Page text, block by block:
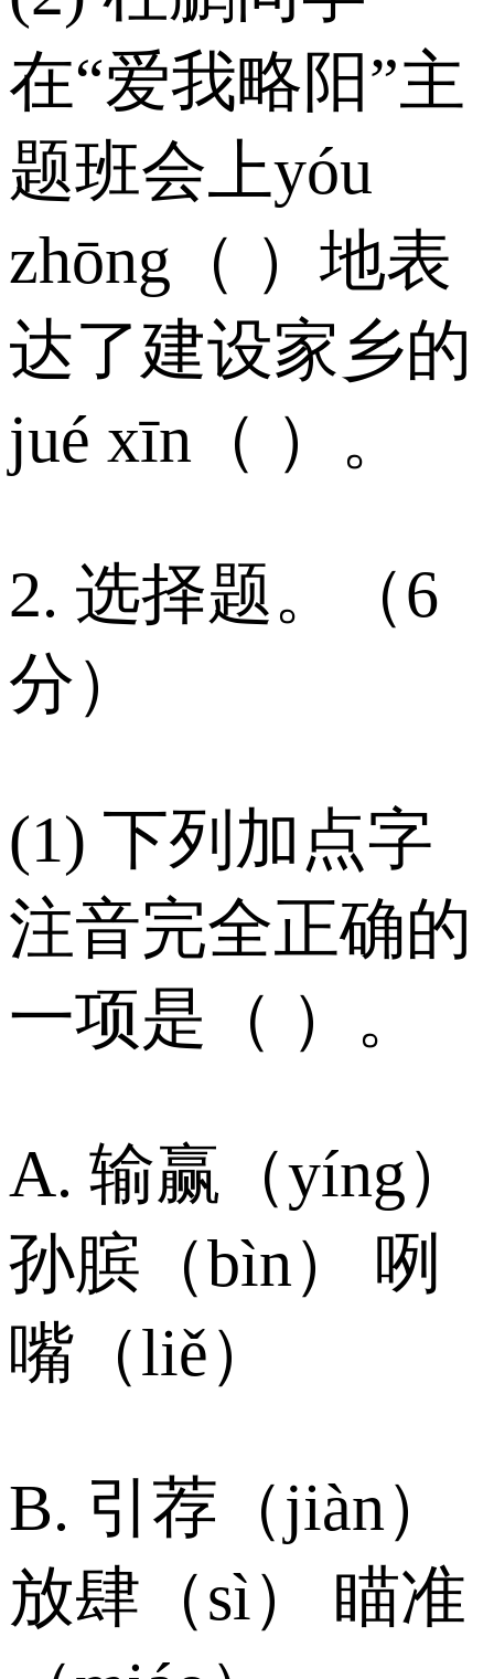
在“爱我略阳”主
题班会上yóu
zhōng（ ）地表
达了建设家乡的
jué xīn（ ）。
2. 选择题。（6
分）
(1) 下列加点字
注音完全正确的
一项是（ ）。
A. 输赢（yíng）
孙膑（bìn） 咧
嘴（liě）
B. 引荐（jiàn）
放肆（sì） 瞄准